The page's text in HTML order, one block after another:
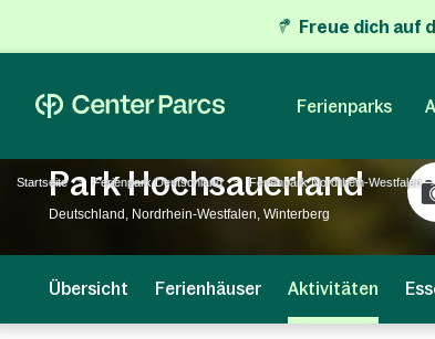
Freue dich auf
Ferienparks
Startseite Ferienpark Deutschland Ferienpark Nordrhein-Westfalen
Park Hochsauerland
Deutschland, Nordrhein-Westfalen, Winterberg
Übersicht Ferienhäuser Aktivitäten